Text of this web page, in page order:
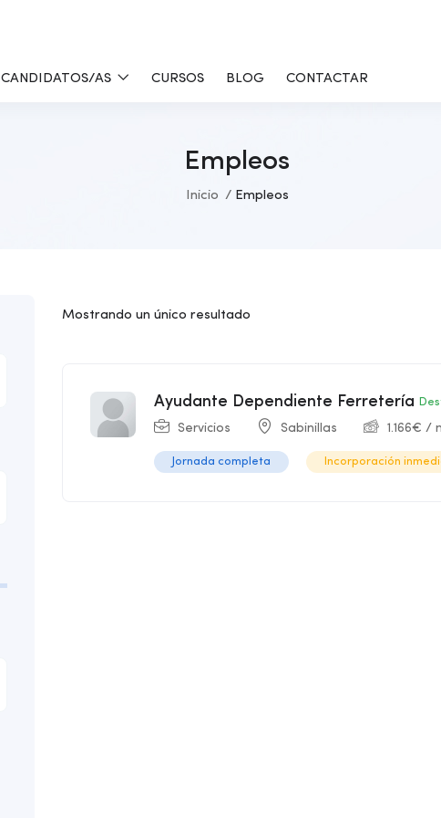
CANDIDATOS/AS CURSOS BLOG CONTACTAR
Empleos
Inicio Empleos
Mostrando un único resultado
Ayudante Dependiente Ferretería
Servicios Sabinillas 1.166€ /
Jornada completa Incorporación